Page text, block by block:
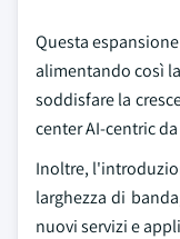
Questa
alimentando così
soddisfare la
center AI-centric
Inoltre,
larghezza di
nuovi servizi e